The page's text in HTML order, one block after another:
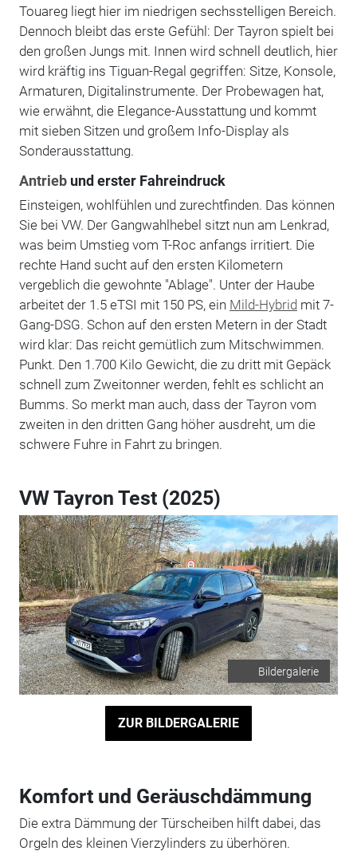
Touareg liegt hier im niedrigen sechsstelligen Bereich.
Dennoch bleibt das erste Gefühl: Der Tayron spielt bei
den großen Jungs mit. Innen wird schnell deutlich, hier
wird kräftig ins Tiguan-Regal gegriffen: Sitze, Konsole,
Armaturen, Digitalinstrumente. Der Probewagen hat,
wie erwähnt, die Elegance-Ausstattung und kommt
mit sieben Sitzen und großem Info-Display als
Sonderausstattung.
Antriebund erster Fahreindruck
Einsteigen, wohlfühlen und zurechtfinden. Das können
Sie bei VW. Der Gangwahlhebel sitzt nun am Lenkrad,
was beim Umstieg vom T-Roc anfangs irritiert. Die
rechte Hand sucht auf den ersten Kilometern
vergeblich die gewohnte "Ablage". Unter der Haube
arbeitet der 1.5 eTSI mit 150 PS, ein Mild-Hybrid mit 7-
Gang-DSG. Schon auf den ersten Metern in der Stadt
wird klar: Das reicht gemütlich zum Mitschwimmen.
Punkt. Den 1.700 Kilo Gewicht, die zu dritt mit Gepäck
schnell zum Zweitonner werden, fehlt es schlicht an
Bumms. So merkt man auch, dass der Tayron vom
zweiten in den dritten Gang höher ausdreht, um die
schwere Fuhre in Fahrt zu bringen.
VW Tayron Test (2025)
Bildergalerie
ZUR BILDERGALERIE
Komfort und Geräuschdämmung
Die extra Dämmung der Türscheiben hilft dabei, das
Orgeln des kleinen Vierzylinders zu überhören.